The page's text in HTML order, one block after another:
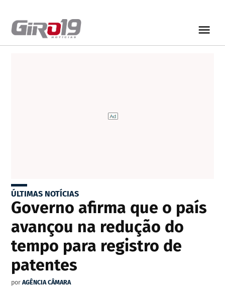
ÚLTIMAS NOTÍCIAS
Governo afirma que o país
avançou na redução do
tempo para registro de
patentes
por AGÊNCIA CÂMARA